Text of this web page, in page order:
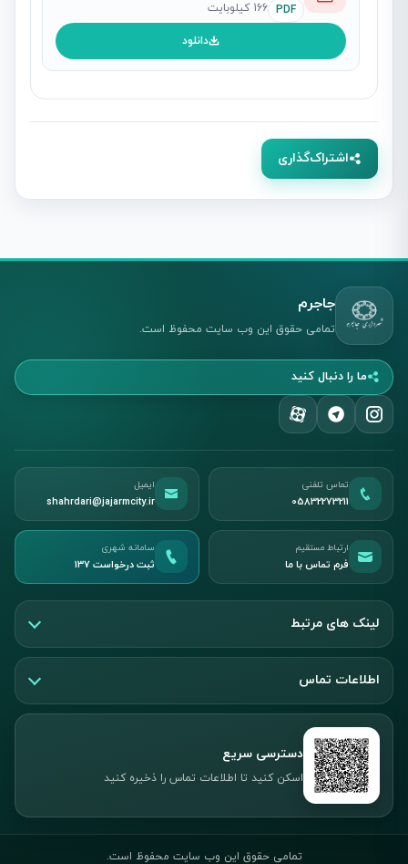
PDF 166 کیلوبایت
دانلود
اشتراک‌گذاری
جاجرم
تمامی حقوق این وب سایت محفوظ است.
ما را دنبال کنید
تماس تلفنی
05832273211
ایمیل
shahrdari@jajarmcity.ir
ارتباط مستقیم
فرم تماس با ما
سامانه شهری
ثبت درخواست ۱۳۷
لینک های مرتبط
اطلاعات تماس
دسترسی سریع
اسکن کنید تا اطلاعات تماس را ذخیره کنید
تمامی حقوق این وب سایت محفوظ است.